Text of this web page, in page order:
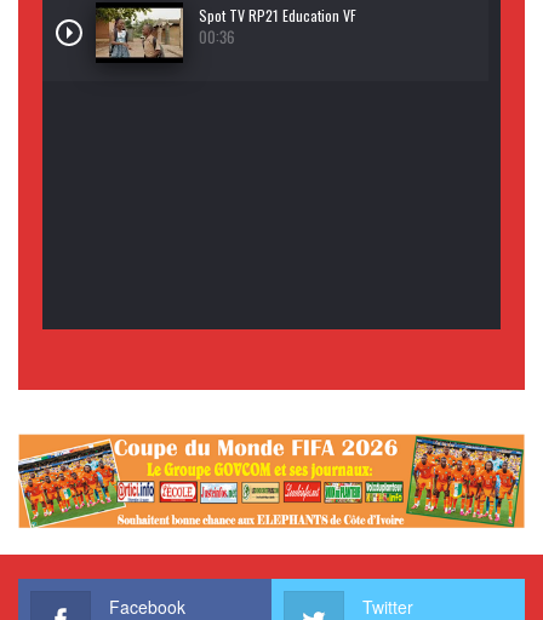
Spot TV RP21 Education VF
00:36
Facebook Twitter